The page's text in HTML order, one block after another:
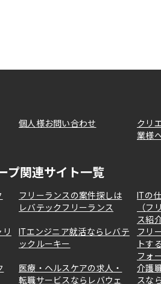
個人様お問い合わせ
クリ
業様
プ関連サイト一覧
フリーランスの案件探しは
レバテックフリーランス
ITの
（フ
ス紹
ITエンジニア就活ならレバテ
ックルーキー
フリ
トす
フォ
医療・ヘルスケアの求人・
転職サービスならレバウェ
介護
スな